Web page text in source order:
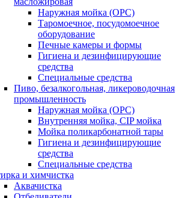
Наружная мойка (ОРС)
Таромоечное, посудомоечное
оборудование
Печные камеры и формы
Гигиена и дезинфицирующие
средства
Специальные средства
Пиво, безалкогольная, ликероводочная
промышленность
Наружная мойка (ОРС)
Внутренняя мойка, CIP мойка
Мойка поликарбонатной тары
Гигиена и дезинфицирующие
средства
Специальные средства
и химчистка
Аквачистка